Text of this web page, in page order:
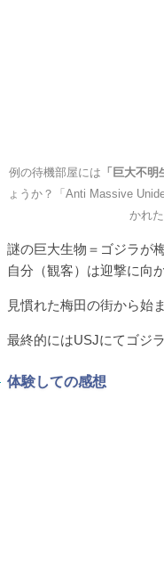
例の待機部屋には 「巨大不明
ょうか？「Anti Massive
かれ
謎の巨大生物＝ゴジラが
自分（観客）は迎撃に向
見慣れた梅田の街から始
最終的にはUSJにてゴジ
体験しての感想